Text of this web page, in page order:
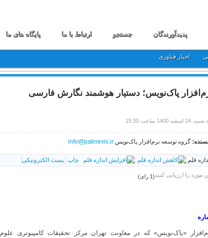
پدیدآورندگان جستجو ارتباط با ما پایگاه های ما
اخبار فناوری
پاک‌نویس؛ دستیار هوشمند نگارش فارسی
اسفند 1400 ساعت 15:30
گروه توسعه نرم‌افزار پاک‌نویس info@paknevis.ir
قلم چاپ پست الکترونیکی
مورد را ارزیابی کنید(1 رای)
«پاک‌نویس» که در معاونت تهران مرکز تحقیقات کامپیوتری علوم